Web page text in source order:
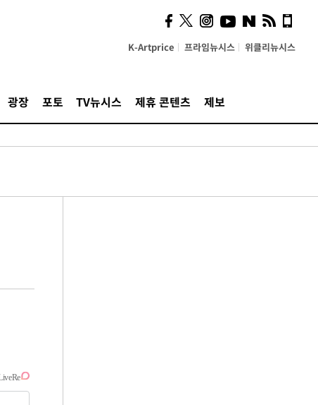
K-Artprice 프라임뉴시스 위클리뉴시스
광장 포토 TV뉴시스 제휴 콘텐츠 제보